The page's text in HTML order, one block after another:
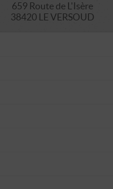
659 Route de L'Isère
38420 LE VERSOUD